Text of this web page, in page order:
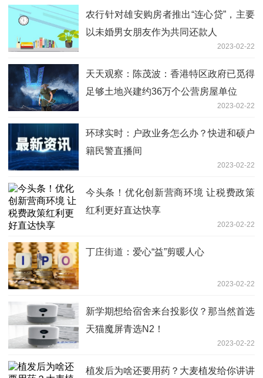
农行针对雄安购房者推出“连心贷”，主要
以未婚男女朋友作为共同还款人
2023-02-22
天天观察：陈茂波：香港特区政府已觅得
足够土地兴建约36万个公营房屋单位
2023-02-22
环球实时：户政业务怎么办？快进和硕户
籍民警直播间
2023-02-22
今头条！优化创新营商环境 让税费政策
红利更好直达快享
2023-02-22
丁庄街道：爱心“益”剪暖人心
2023-02-22
新学期想给宿舍来台投影仪？那当然首选
天猫魔屏青选N2！
2023-02-22
植发后为啥还要用药？大麦植发给你讲讲